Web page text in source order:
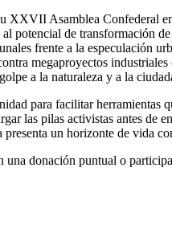
Asamblea Confederal
potencial de transformación
frente a la especulación
megaproyectos
a la naturaleza y a la
para facilitar
las pilas activistas antes
un horizonte de vida
donación puntual o